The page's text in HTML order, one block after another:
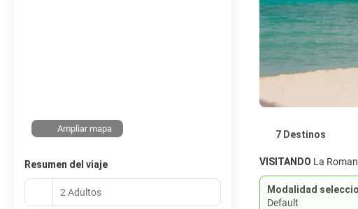
7 Destinos
VISITANDO La
Modalidad
Default
Ampliar mapa
Resumen del viaje
2 Adultos